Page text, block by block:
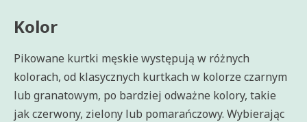
Kolor
Pikowane kurtki męskie występują w różnych
kolorach, od klasycznych kurtkach w kolorze czarnym
lub granatowym, po bardziej odważne kolory, takie
jak czerwony, zielony lub pomarańczowy. Wybierając